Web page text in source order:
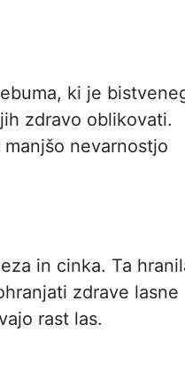
ki je
zdravo oblikovati.
nevarnostjo
in cinka. Ta
zdrave lasne
rast las.